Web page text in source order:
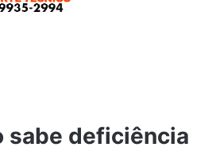
sabe deficiência